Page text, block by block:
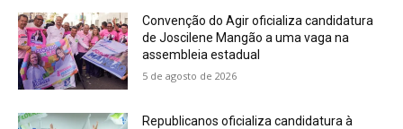
Convenção do Agir oficializa candidatura
de Joscilene Mangão a uma vaga na
assembleia estadual
5 de agosto de 2026
Republicanos oficializa candidatura à